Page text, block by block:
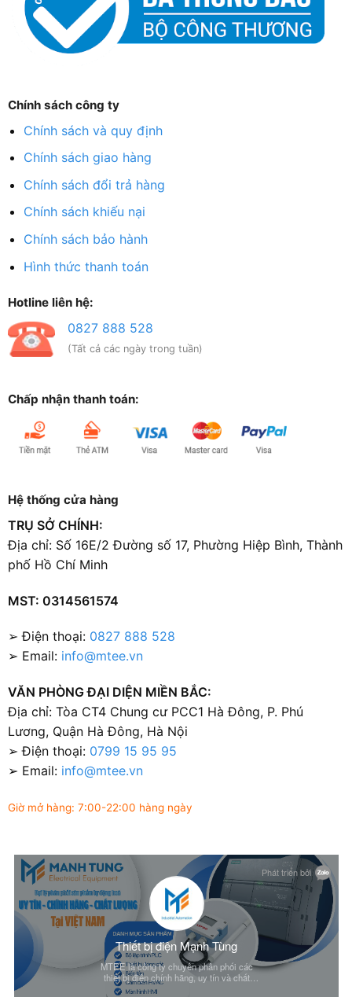
Chính sách công ty
Chính sách và quy định
Chính sách giao hàng
Chính sách đổi trả hàng
Chính sách khiếu nại
Chính sách bảo hành
Hình thức thanh toán
Hotline liên hệ:
0827 888 528
(Tất cả các ngày trong tuần)
Chấp nhận thanh toán:
Hệ thống cửa hàng
TRỤ SỞ CHÍNH:
Địa chỉ: Số 16E/2 Đường số 17, Phường Hiệp Bình, Thành
phố Hồ Chí Minh
MST: 0314561574
➢ Điện thoại: 0827 888 528
➢ Email: info@mtee.vn
VĂN PHÒNG ĐẠI DIỆN MIỀN BẮC:
Địa chỉ: Tòa CT4 Chung cư PCC1 Hà Đông, P. Phú
Lương, Quận Hà Đông, Hà Nội
➢ Điện thoại: 0799 15 95 95
➢ Email: info@mtee.vn
Giờ mở hàng: 7:00-22:00 hàng ngày